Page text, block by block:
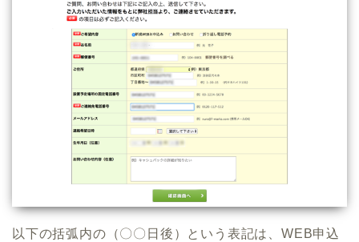
以下の括弧内の（〇〇日後）という表記は、WEB申込